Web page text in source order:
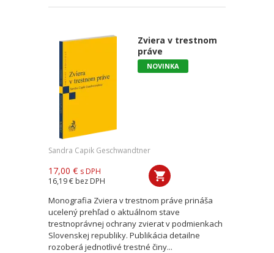
Zviera v trestnom
práve
NOVINKA
Sandra Capik Geschwandtner
17,00 € s DPH
16,19 € bez DPH
Monografia Zviera v trestnom práve prináša
ucelený prehľad o aktuálnom stave
trestnoprávnej ochrany zvierat v podmienkach
Slovenskej republiky. Publikácia detailne
rozoberá jednotlivé trestné činy...